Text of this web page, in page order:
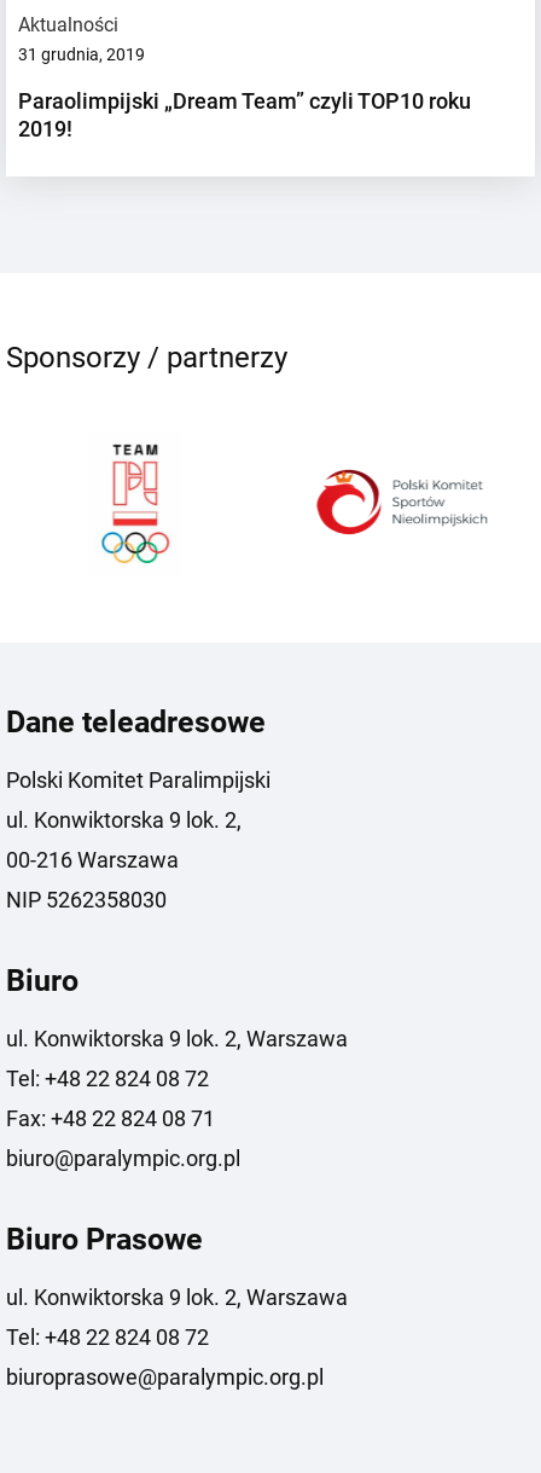
Aktualności
31 grudnia, 2019
Paraolimpijski „Dream Team” czyli TOP10 roku
2019!
Sponsorzy / partnerzy
Dane teleadresowe
Polski Komitet Paralimpijski
ul. Konwiktorska 9 lok. 2,
00-216 Warszawa
NIP 5262358030
Biuro
ul. Konwiktorska 9 lok. 2, Warszawa
Tel: +48 22 824 08 72
Fax: +48 22 824 08 71
biuro@paralympic.org.pl
Biuro Prasowe
ul. Konwiktorska 9 lok. 2, Warszawa
Tel: +48 22 824 08 72
biuroprasowe@paralympic.org.pl